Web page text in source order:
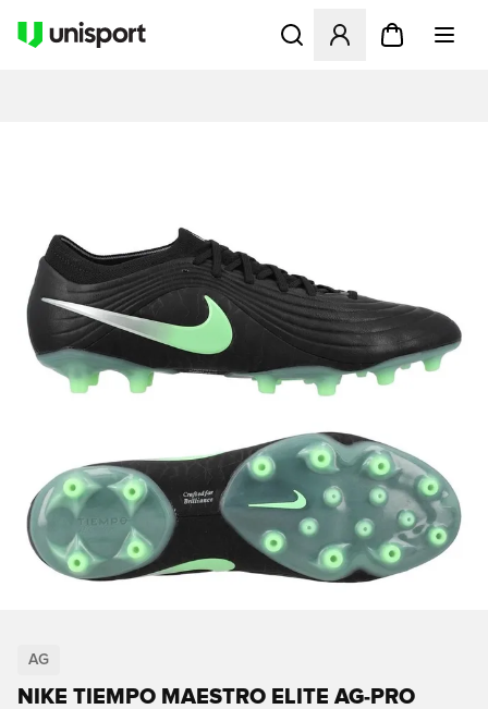
Åbner en Modal til at
AG
NIKE TIEMPO MAESTRO ELITE AG-PRO